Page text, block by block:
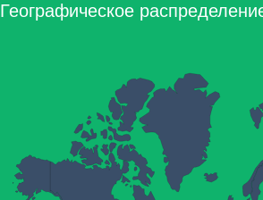
Географическое